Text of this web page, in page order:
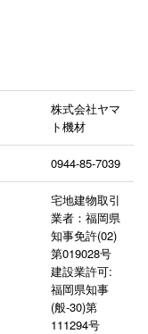
株式会社ヤマ
ト機材
0944-85-7039
宅地建物取引
業者：福岡県
知事免許(02)
第019028号
建設業許可:
福岡県知事
(般-30)第
111294号